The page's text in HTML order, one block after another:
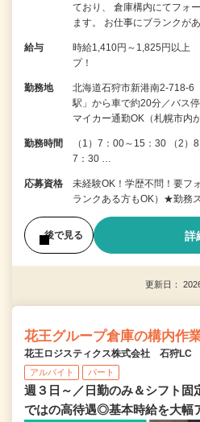
ており、 倉庫構内にてフォ
ます。 お仕事にブランクが
給与
時給1,410円～1,825円以上
プ！
勤務地
北海道石狩市新港南2-718-6
駅」から車で約20分／バス
マイカー通勤OK（札幌市内
勤務時間
（1）7：00～15：30 （2
7：30 …
応募資格
未経験OK！学歴不問！要フ
ランクある方もOK）★勤務
後で見る 詳
更新日：
花王グループ倉庫の構内作
花王ロジスティクス株式会社 石狩LC
アルバイト パート
週３日～／日勤のみ＆シフト固
ではの高待遇◎基本時給を大幅